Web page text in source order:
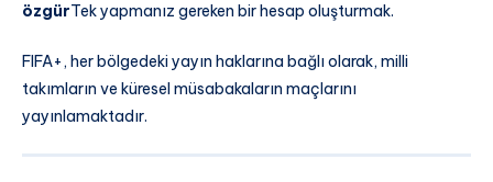
özgürTek yapmanız gereken bir hesap oluşturmak.
FIFA+, her bölgedeki yayın haklarına bağlı olarak, milli
takımların ve küresel müsabakaların maçlarını
yayınlamaktadır.